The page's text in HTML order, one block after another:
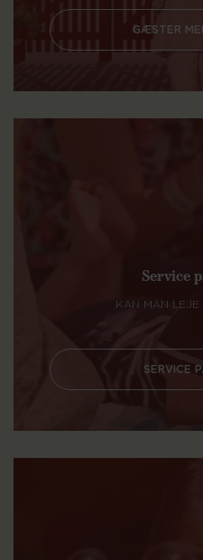
GÆSTER
Service
KAN MAN LEJE
SERVICE